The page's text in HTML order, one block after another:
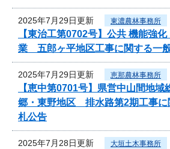
2025年7月29日更新 東濃農林事務所
【東治工第0702号】公共 機能強
業 五郎ヶ平地区工事に関する一
2025年7月29日更新 恵那農林事務所
【恵中第0701号】県営中山間地
郷・東野地区 排水路第2期工事に
札公告
2025年7月28日更新 大垣土木事務所